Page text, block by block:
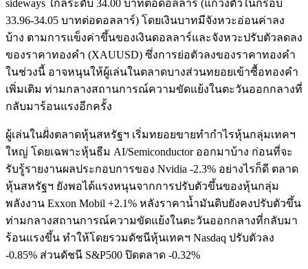
sideways ใกล้ระดับ 34.00 บาทต่อดอลลาร์ (แกว่งตัวในกรอบ
33.96-34.05 บาทต่อดอลลาร์) โดยเงินบาทมีจังหวะอ่อนค่าลง
บ้าง ตามการแข็งค่าขึ้นของเงินดอลลาร์และจังหวะปรับตัวลดลง
ของราคาทองคำ (XAUUSD) ซึ่งการย่อตัวลงของราคาทองคำ
ในช่วงนี้ อาจหนุนให้ผู้เล่นในตลาดบางส่วนทยอยเข้าซื้อทองคำ
เพิ่มเติม ท่ามกลางสถานการณ์ความขัดแย้งในตะวันออกกลางที่
กลับมาร้อนแรงอีกครั้ง
ผู้เล่นในฝั่งตลาดหุ้นสหรัฐฯ เริ่มทยอยขายทำกำไรหุ้นกลุ่มเทคฯ
ใหญ่ โดยเฉพาะหุ้นธีม AI/Semiconductor ออกมาบ้าง ก่อนที่จะ
รับรู้รายงานผลประกอบการของ Nvidia -2.3% อย่างไรก็ดี ตลาด
หุ้นสหรัฐฯ ยังพอได้แรงหนุนจากการปรับตัวขึ้นของหุ้นกลุ่ม
พลังงาน Exxon Mobil +2.1% หลังราคาน้ำมันดิบยังคงปรับตัวขึ้น
ท่ามกลางสถานการณ์ความขัดแย้งในตะวันออกกลางที่กลับมา
ร้อนแรงขึ้น ทำให้โดยรวมดัชนีหุ้นเทคฯ Nasdaq ปรับตัวลง
-0.85% ส่วนดัชนี S&P500 ปิดตลาด -0.32%